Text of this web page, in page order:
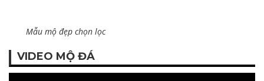
Mẫu mộ đẹp chọn lọc
VIDEO MỘ ĐÁ